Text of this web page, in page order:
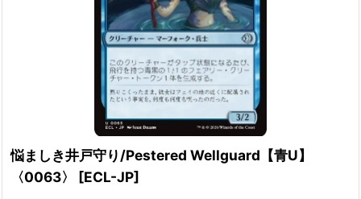
悩ましき井戸守り/Pestered Wellguard【青U】
〈0063〉
[ECL-JP]